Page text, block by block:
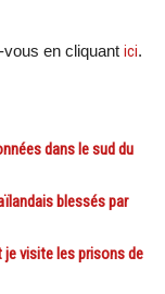
en cliquant ici.
dans le sud du
blessés par
je visite les prisons de